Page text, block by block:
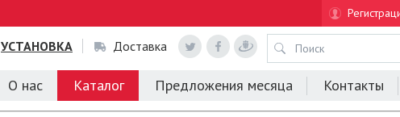
УСТАНОВКА Доставка
О нас Каталог Предложения месяца Контакты